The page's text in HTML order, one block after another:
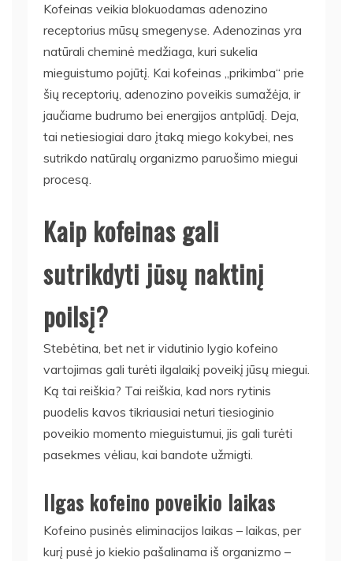
Kofeinas veikia blokuodamas adenozino
receptorius mūsų smegenyse. Adenozinas yra
natūrali cheminė medžiaga, kuri sukelia
mieguistumo pojūtį. Kai kofeinas „prikimba“ prie
šių receptorių, adenozino poveikis sumažėja, ir
jaučiame budrumo bei energijos antplūdį. Deja,
tai netiesiogiai daro įtaką miego kokybei, nes
sutrikdo natūralų organizmo paruošimo miegui
procesą.
Kaip kofeinas gali
sutrikdyti jūsų naktinį
poilsį?
Stebėtina, bet net ir vidutinio lygio kofeino
vartojimas gali turėti ilgalaikį poveikį jūsų miegui.
Ką tai reiškia? Tai reiškia, kad nors rytinis
puodelis kavos tikriausiai neturi tiesioginio
poveikio momento mieguistumui, jis gali turėti
pasekmes vėliau, kai bandote užmigti.
Ilgas kofeino poveikio laikas
Kofeino pusinės eliminacijos laikas – laikas, per
kurį pusė jo kiekio pašalinama iš organizmo –